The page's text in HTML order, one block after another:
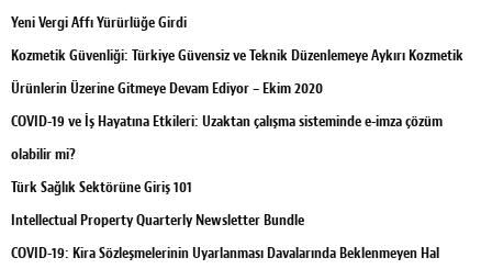
Yeni Vergi Affı Yürürlüğe Girdi
Kozmetik Güvenliği: Türkiye Güvensiz ve Teknik Düzenlemeye Aykırı Kozmetik
Ürünlerin Üzerine Gitmeye Devam Ediyor – Ekim 2020
COVID-19 ve İş Hayatına Etkileri: Uzaktan çalışma sisteminde e-imza çözüm
olabilir mi?
Türk Sağlık Sektörüne Giriş 101
Intellectual Property Quarterly Newsletter Bundle
COVID-19: Kira Sözleşmelerinin Uyarlanması Davalarında Beklenmeyen Hal